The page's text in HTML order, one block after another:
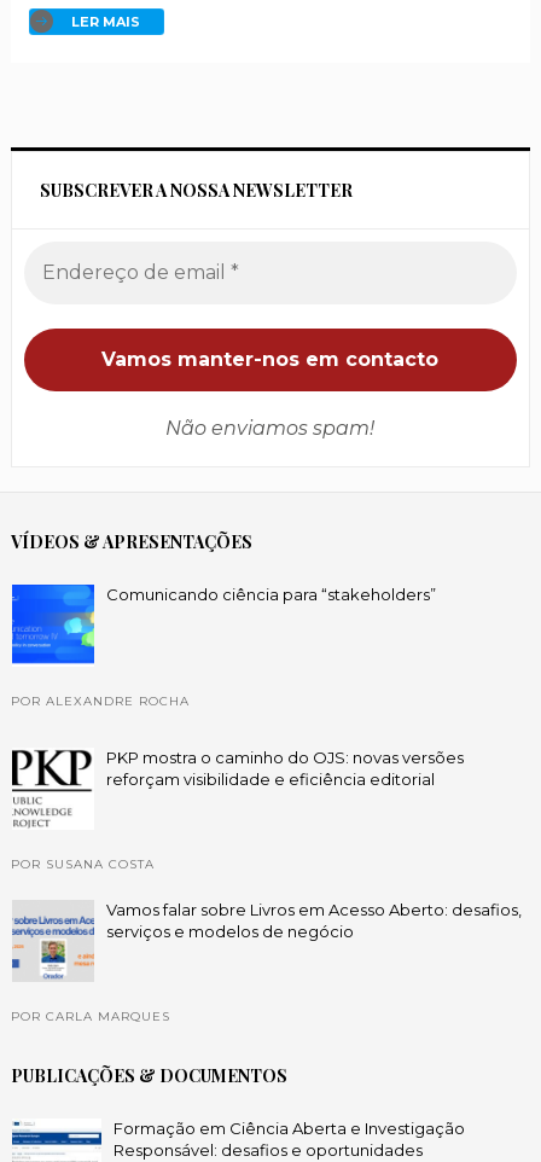
LER MAIS
SUBSCREVER A NOSSA NEWSLETTER
Não enviamos spam!
VÍDEOS & APRESENTAÇÕES
Comunicando ciência para “stakeholders”
POR ALEXANDRE ROCHA
PKP mostra o caminho do OJS: novas versões
reforçam visibilidade e eficiência editorial
POR SUSANA COSTA
Vamos falar sobre Livros em Acesso Aberto: desafios,
serviços e modelos de negócio
POR CARLA MARQUES
PUBLICAÇÕES & DOCUMENTOS
Formação em Ciência Aberta e Investigação
Responsável: desafios e oportunidades